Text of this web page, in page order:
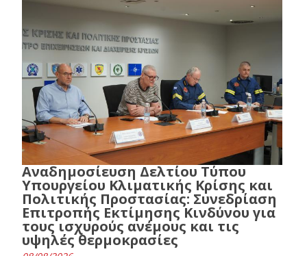
Αναδημοσίευση Δελτίου Τύπου
Υπουργείου Κλιματικής Κρίσης και
Πολιτικής Προστασίας: Συνεδρίαση
Επιτροπής Εκτίμησης Κινδύνου για
τους ισχυρούς ανέμους και τις
υψηλές θερμοκρασίες